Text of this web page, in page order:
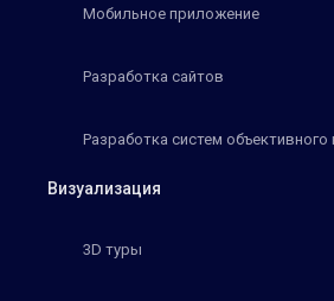
Мобильное приложение
Разработка сайтов
Разработка систем
Визуализация
3D туры